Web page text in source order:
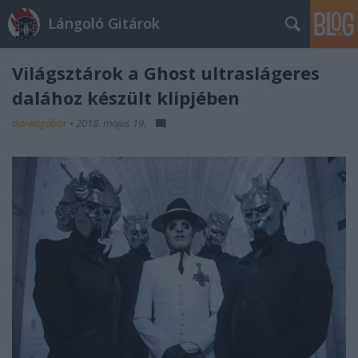
Lángoló Gitárok
Világsztárok a Ghost ultraslágeres
dalához készült klipjében
dankógábor • 2018. május 19.